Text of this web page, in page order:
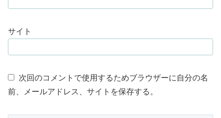
サイト
次回のコメントで使用するためブラウザーに自分の名
前、メールアドレス、サイトを保存する。